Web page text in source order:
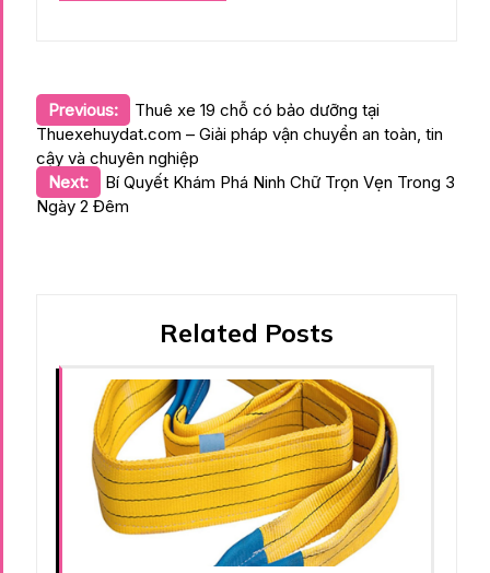
Điều
hướng
bài
viết
Previous:
Thuê xe 19 chỗ có bảo dưỡng tại
Thuexehuydat.com – Giải pháp vận chuyển an toàn, tin
cậy và chuyên nghiệp
Next:
Bí Quyết Khám Phá Ninh Chữ Trọn Vẹn Trong 3
Ngày 2 Đêm
Related Posts